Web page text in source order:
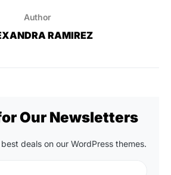
Author
RAMIREZ
Our Newsletters
deals on our WordPress themes.